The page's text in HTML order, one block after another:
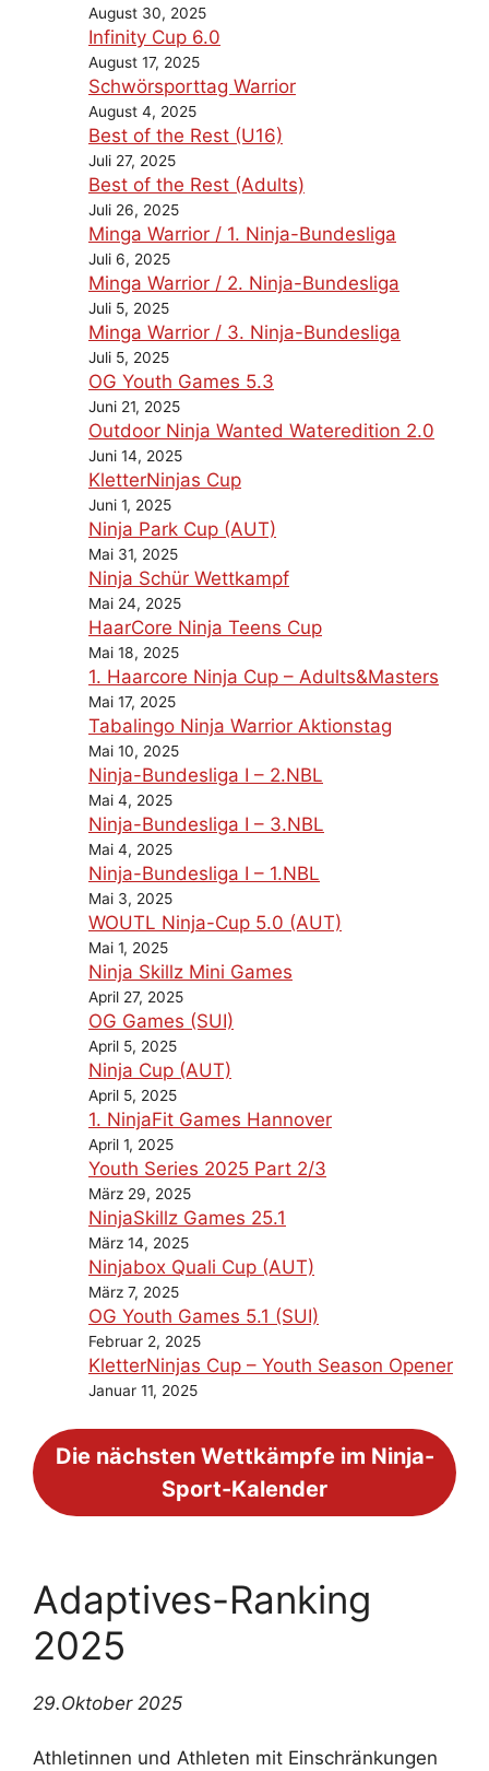
August 30, 2025
Infinity Cup 6.0
August 17, 2025
Schwörsporttag Warrior
August 4, 2025
Best of the Rest (U16)
Juli 27, 2025
Best of the Rest (Adults)
Juli 26, 2025
Minga Warrior / 1. Ninja-Bundesliga
Juli 6, 2025
Minga Warrior / 2. Ninja-Bundesliga
Juli 5, 2025
Minga Warrior / 3. Ninja-Bundesliga
Juli 5, 2025
OG Youth Games 5.3
Juni 21, 2025
Outdoor Ninja Wanted Wateredition 2.0
Juni 14, 2025
KletterNinjas Cup
Juni 1, 2025
Ninja Park Cup (AUT)
Mai 31, 2025
Ninja Schür Wettkampf
Mai 24, 2025
HaarCore Ninja Teens Cup
Mai 18, 2025
1. Haarcore Ninja Cup – Adults&Masters
Mai 17, 2025
Tabalingo Ninja Warrior Aktionstag
Mai 10, 2025
Ninja-Bundesliga I – 2.NBL
Mai 4, 2025
Ninja-Bundesliga I – 3.NBL
Mai 4, 2025
Ninja-Bundesliga I – 1.NBL
Mai 3, 2025
WOUTL Ninja-Cup 5.0 (AUT)
Mai 1, 2025
Ninja Skillz Mini Games
April 27, 2025
OG Games (SUI)
April 5, 2025
Ninja Cup (AUT)
April 5, 2025
1. NinjaFit Games Hannover
April 1, 2025
Youth Series 2025 Part 2/3
März 29, 2025
NinjaSkillz Games 25.1
März 14, 2025
Ninjabox Quali Cup (AUT)
März 7, 2025
OG Youth Games 5.1 (SUI)
Februar 2, 2025
KletterNinjas Cup – Youth Season Opener
Januar 11, 2025
Die nächsten Wettkämpfe im Ninja-
Sport-Kalender
Adaptives-Ranking
2025
29.Oktober 2025
Athletinnen und Athleten mit Einschränkungen